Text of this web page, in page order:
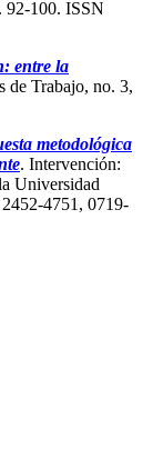
92-100. ISSN
entre la
de Trabajo, no. 3,
metodológica
. Intervención:
Universidad
4751, 0719-